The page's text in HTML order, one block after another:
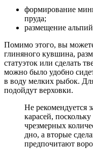
формирование
пруда;
размещение
Помимо этого, вы
глиняного кувшина,
статуэток или сделать
можно было удобно
в воду мелких рыбок.
подойдут верховки.
Не рекомендуется
карасей,
чрезмерных
дно, а вторые
предпочитают